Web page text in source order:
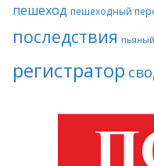
пешеход пешеходный
последствия пьяный
регистратор